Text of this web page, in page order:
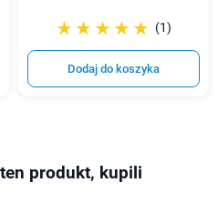
☆☆☆☆☆
★★★★★ (1)
Dodaj do koszyka
produkt, kupili